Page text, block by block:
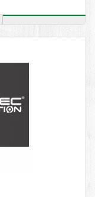
PRODUKTZISTITE